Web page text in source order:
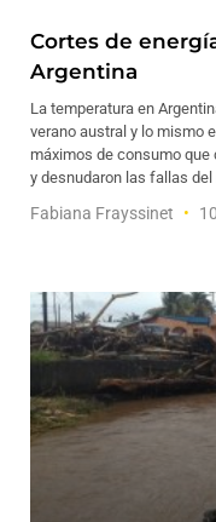
Cortes de
Argentina
La temperatura en
verano austral y lo mismo
máximos de consumo
y desnudaron las fallas
Fabiana Frayssinet